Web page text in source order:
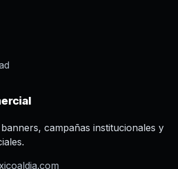
campañas institucionales y